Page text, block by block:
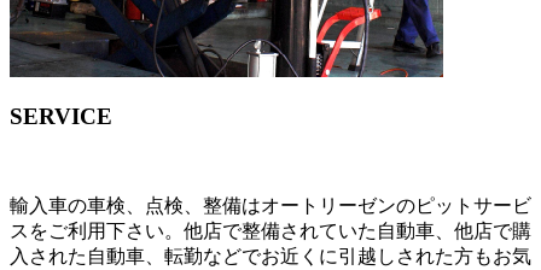
SERVICE
輸入車の車検、点検、整備はオートリーゼンのピットサービ
スをご利用下さい。他店で整備されていた自動車、他店で購
入された自動車、転勤などでお近くに引越しされた方もお気